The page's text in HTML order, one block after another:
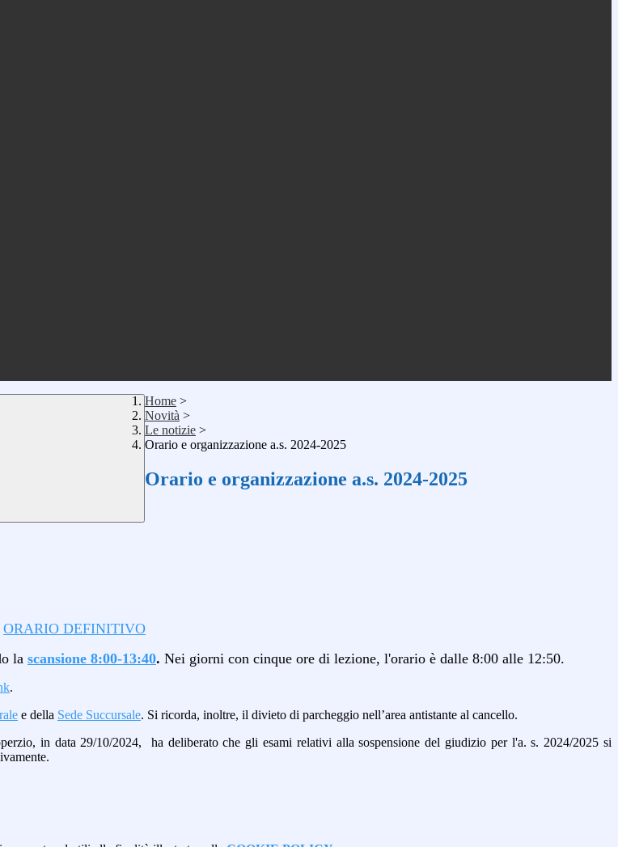
Home >
Novità >
Le notizie >
Orario e organizzazione a.s. 2024-2025
Orario e organizzazione a.s. 2024-2025
ORARIO DEFINITIVO
la scansione 8:00-13:40. Nei giorni con cinque ore di lezione, l'orario è dalle 8:00 alle 12:50.
.
e della Sede Succursale. Si ricorda, inoltre, il divieto di parcheggio nell’area antistante al cancello.
in data 29/10/2024, ha deliberato che gli esami relativi alla sospensione del giudizio per l'a. s. 2024/2025 si